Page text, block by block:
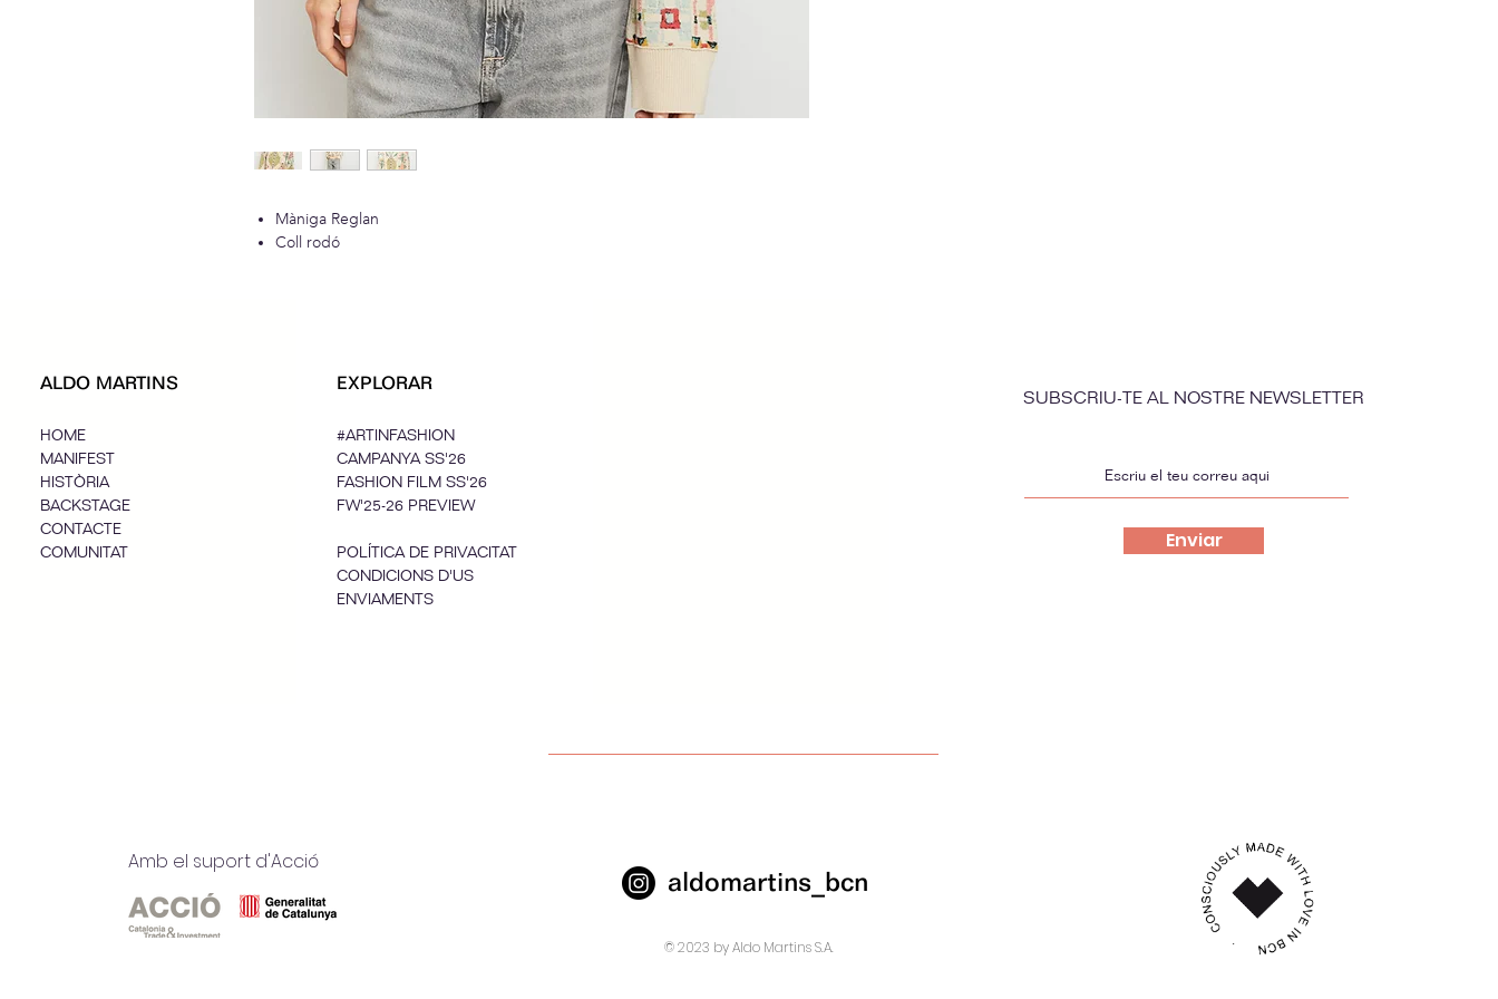
Màniga Reglan
Coll rodó
ALDO MARTINS
HOME
MANIFEST
HISTÒRIA
BACKSTAGE
CONTACTE
COMUNITAT
EXPLORAR
#ARTINFASHION
CAMPANYA SS'26
FASHION FILM SS'26
FW'25-26 PREVIEW
POLÍTICA DE PRIVACITAT
CONDICIONS D'US
ENVIAMENTS
SUBSCRIU-TE AL NOSTRE NEWSLETTER
Enviar
Amb el suport d'Acció
aldomartins_bcn
© 2023 by Aldo Martins S.A.